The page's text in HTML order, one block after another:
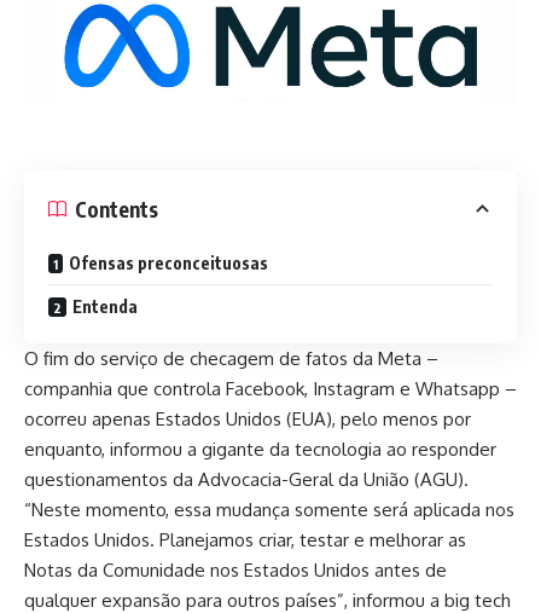
Contents
Ofensas preconceituosas
Entenda
O fim do serviço de checagem de fatos da Meta –
companhia que controla Facebook, Instagram e Whatsapp –
ocorreu apenas Estados Unidos (EUA), pelo menos por
enquanto, informou a gigante da tecnologia ao responder
questionamentos da Advocacia-Geral da União (AGU).
“Neste momento, essa mudança somente será aplicada nos
Estados Unidos. Planejamos criar, testar e melhorar as
Notas da Comunidade nos Estados Unidos antes de
qualquer expansão para outros países”, informou a big tech